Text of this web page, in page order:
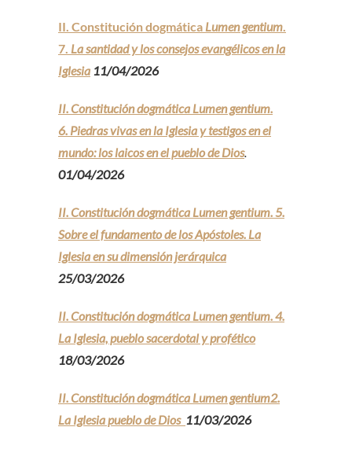
II. Constitución dogmática Lumen gentium.
7. La santidad y los consejos evangélicos en la
Iglesia 11/04/2026
II. Constitución dogmática Lumen gentium.
6. Piedras vivas en la Iglesia y testigos en el
mundo:los laicos en el pueblo de Dios.
01/04/2026
II. Constitución dogmática Lumen gentium. 5.
Sobre el fundamento de los Apóstoles. La
Iglesia en su dimensión jerárquica
25/03/2026
II. Constitución dogmática Lumen gentium. 4.
La Iglesia, pueblo sacerdotal y profético
18/03/2026
II. Constitución dogmática Lumen gentium2.
La Iglesia pueblo de Dios 11/03/2026